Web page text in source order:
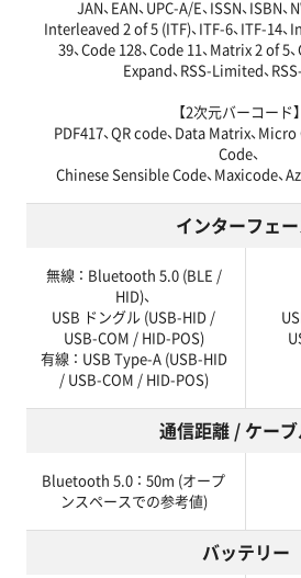
JAN、EAN、UPC-A/E、ISSN、ISBN
Interleaved 2 of 5 (ITF)、ITF-6、ITF-14
39、Code 128、Code 11、Matrix 2 of 5
Expand、RSS-Limited、
【2次元バーコード】
PDF417、QR code、Data Matrix、Micro
Code、
Chinese Sensible Code、Maxicode、
インターフェー
無線 ： Bluetooth 5.0 (BLE /
HID)、
USB ドングル (USB-HID /
USB-COM / HID-POS)
有線 ： USB Type-A (USB-HID
/ USB-COM / HID-POS)
通信距離 / ケーブ
Bluetooth 5.0 ： 50m (オープ
ンスペースでの参考値)
バッテリー